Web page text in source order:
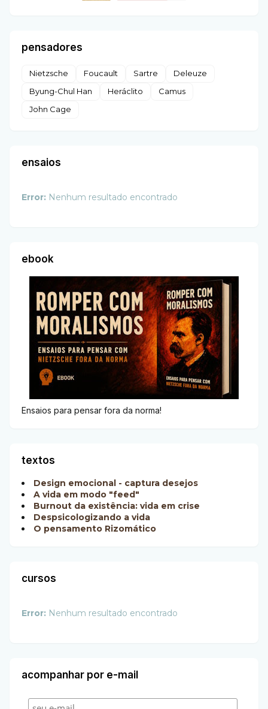
pensadores
Nietzsche Foucault Sartre
Deleuze
Byung-Chul Han
Heráclito
Camus
John Cage
ensaios
Error: Nenhum resultado encontrado
ebook
Ensaios para pensar fora da norma!
textos
Design emocional - captura desejos
A vida em modo "feed"
Burnout da existência: vida em crise
Despsicologizando a vida
O pensamento Rizomático
cursos
Error: Nenhum resultado encontrado
acompanhar por e-mail